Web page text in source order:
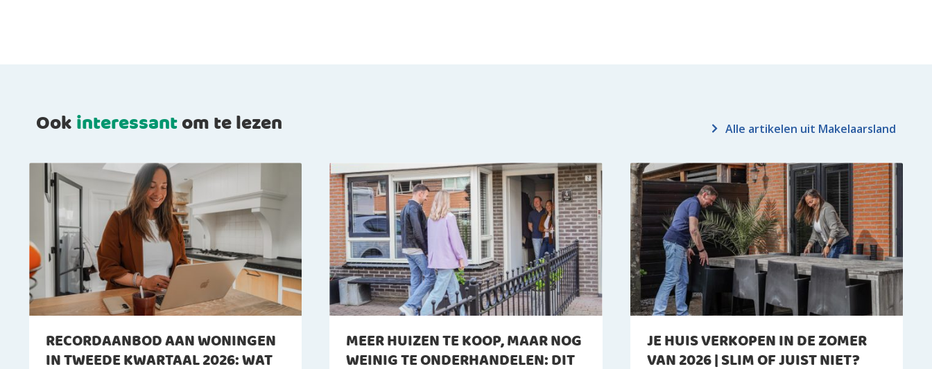
Ookinteressantom te lezen Alle artikelen uit Makelaarsland
RECORDAANBOD AAN WONINGEN
IN TWEEDE KWARTAAL 2026: WAT
MEER HUIZEN TE KOOP, MAAR NOG
WEINIG TE ONDERHANDELEN: DIT
JE HUIS VERKOPEN IN DE ZOMER
VAN 2026 | SLIM OF JUIST NIET?